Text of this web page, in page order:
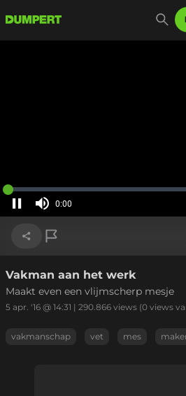
uit
Huidige
tijd
0:00
Geladen:
0%
Link kopiëren
Vakman aan het werk
Maakt even een vlijmscherp mesje
5 apr. '16 @ 14:31 | 290.866 views (0 views
vakmanschap vet mes